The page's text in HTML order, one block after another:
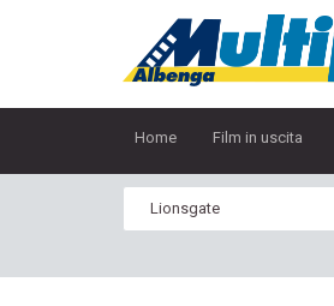
Home Film in uscita